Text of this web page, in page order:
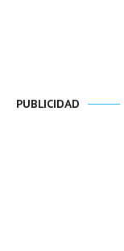
PUBLICIDAD